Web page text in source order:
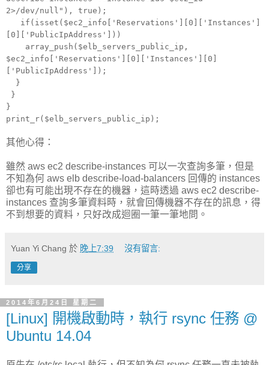
2>/dev/null"), true);
if(isset($ec2_info['Reservations'][0]['Instances']
[0]['PublicIpAddress']))
array_push($elb_servers_public_ip,
$ec2_info['Reservations'][0]['Instances'][0]
['PublicIpAddress']);
}
}
}
print_r($elb_servers_public_ip);
其他心得：
雖然 aws ec2 describe-instances 可以一次查詢多筆，但是
不知為何 aws elb describe-load-balancers 回傳的 instances
卻也有可能出現不存在的機器，這時透過 aws ec2 describe-
instances 查詢多筆資料時，就會回傳機器不存在的訊息，得
不到想要的資料，只好改成迴圈一筆一筆地問。
Yuan Yi Chang 於 晚上7:39 沒有留言:
分享
2014年6月24日 星期二
[Linux] 開機啟動時，執行 rsync 任務 @
Ubuntu 14.04